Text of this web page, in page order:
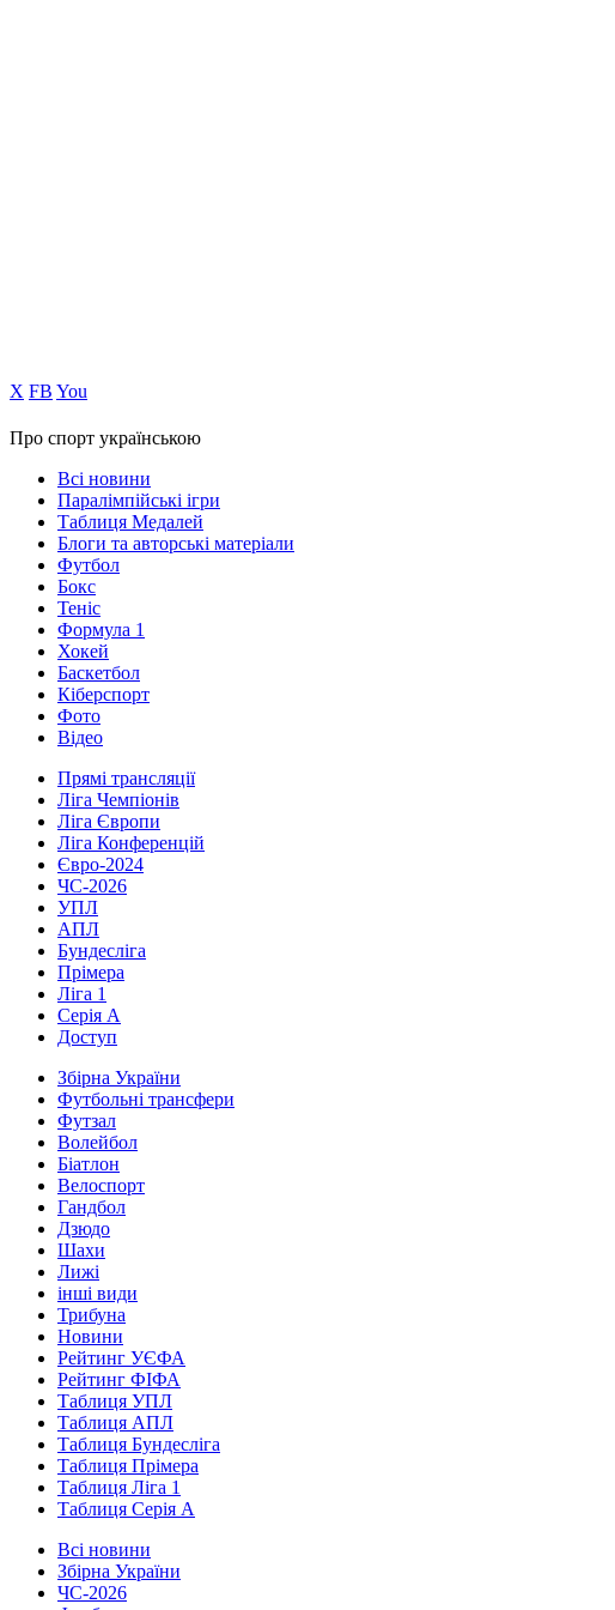
Х FB You
Про спорт українською
Всі новини
Паралімпійські ігри
Таблиця Медалей
Блоги та авторські матеріали
Футбол
Бокс
Теніс
Формула 1
Хокей
Баскетбол
Кіберспорт
Фото
Відео
Прямі трансляції
Ліга Чемпіонів
Ліга Європи
Ліга Конференцій
Євро-2024
ЧС-2026
УПЛ
АПЛ
Бундесліга
Прімера
Ліга 1
Серія А
Доступ
Збірна України
Футбольні трансфери
Футзал
Волейбол
Біатлон
Велоспорт
Гандбол
Дзюдо
Шахи
Лижі
інші види
Трибуна
Новини
Рейтинг УЄФА
Рейтинг ФІФА
Таблиця УПЛ
Таблиця АПЛ
Таблиця Бундесліга
Таблиця Прімера
Таблиця Ліга 1
Таблиця Серія А
Всі новини
Збірна України
ЧС-2026